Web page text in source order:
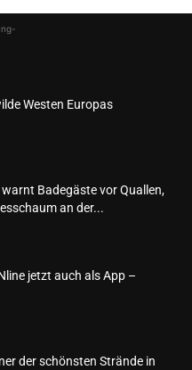
Westen Europas
Badegäste vor Quallen,
an der...
jetzt auch als App –
der schönsten Strände in